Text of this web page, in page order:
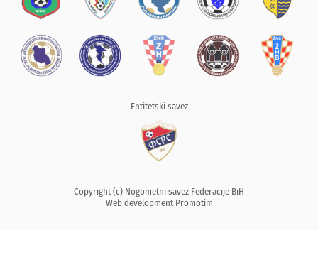
Entitetski savez
Copyright (c) Nogometni savez Federacije BiH
Web development Promotim